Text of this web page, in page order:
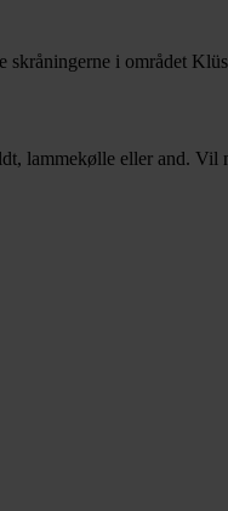
skråningerne i området
lammekølle eller and. Vil